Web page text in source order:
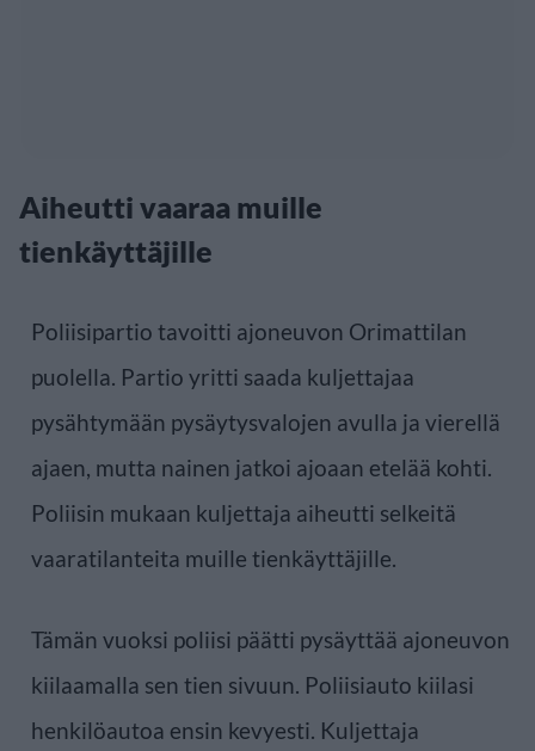
Aiheutti vaaraa muille
tienkäyttäjille
Poliisipartio tavoitti ajoneuvon Orimattilan
puolella. Partio yritti saada kuljettajaa
pysähtymään pysäytysvalojen avulla ja vierellä
ajaen, mutta nainen jatkoi ajoaan etelää kohti.
Poliisin mukaan kuljettaja aiheutti selkeitä
vaaratilanteita muille tienkäyttäjille.
Tämän vuoksi poliisi päätti pysäyttää ajoneuvon
kiilaamalla sen tien sivuun. Poliisiauto kiilasi
henkilöautoa ensin kevyesti. Kuljettaja